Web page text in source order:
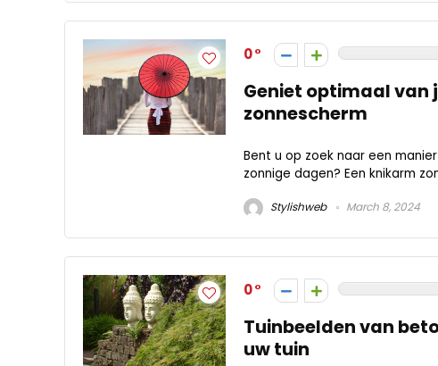
0
Geniet optimaal van
zonnescherm
Bent u op zoek naar een
zonnige dagen? Een knikarm
Stylishweb March 8, 2024
0
Tuinbeelden van
uw tuin